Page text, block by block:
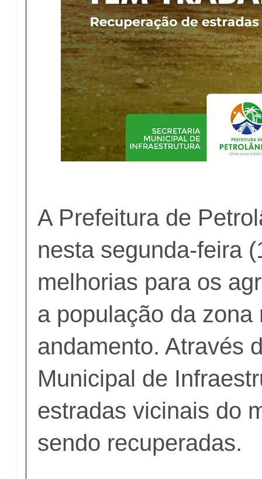
A Prefeitura de
nesta segunda-feira
melhorias para os
a população da zona
andamento. Através
Municipal de
estradas vicinais do
sendo recuperadas.